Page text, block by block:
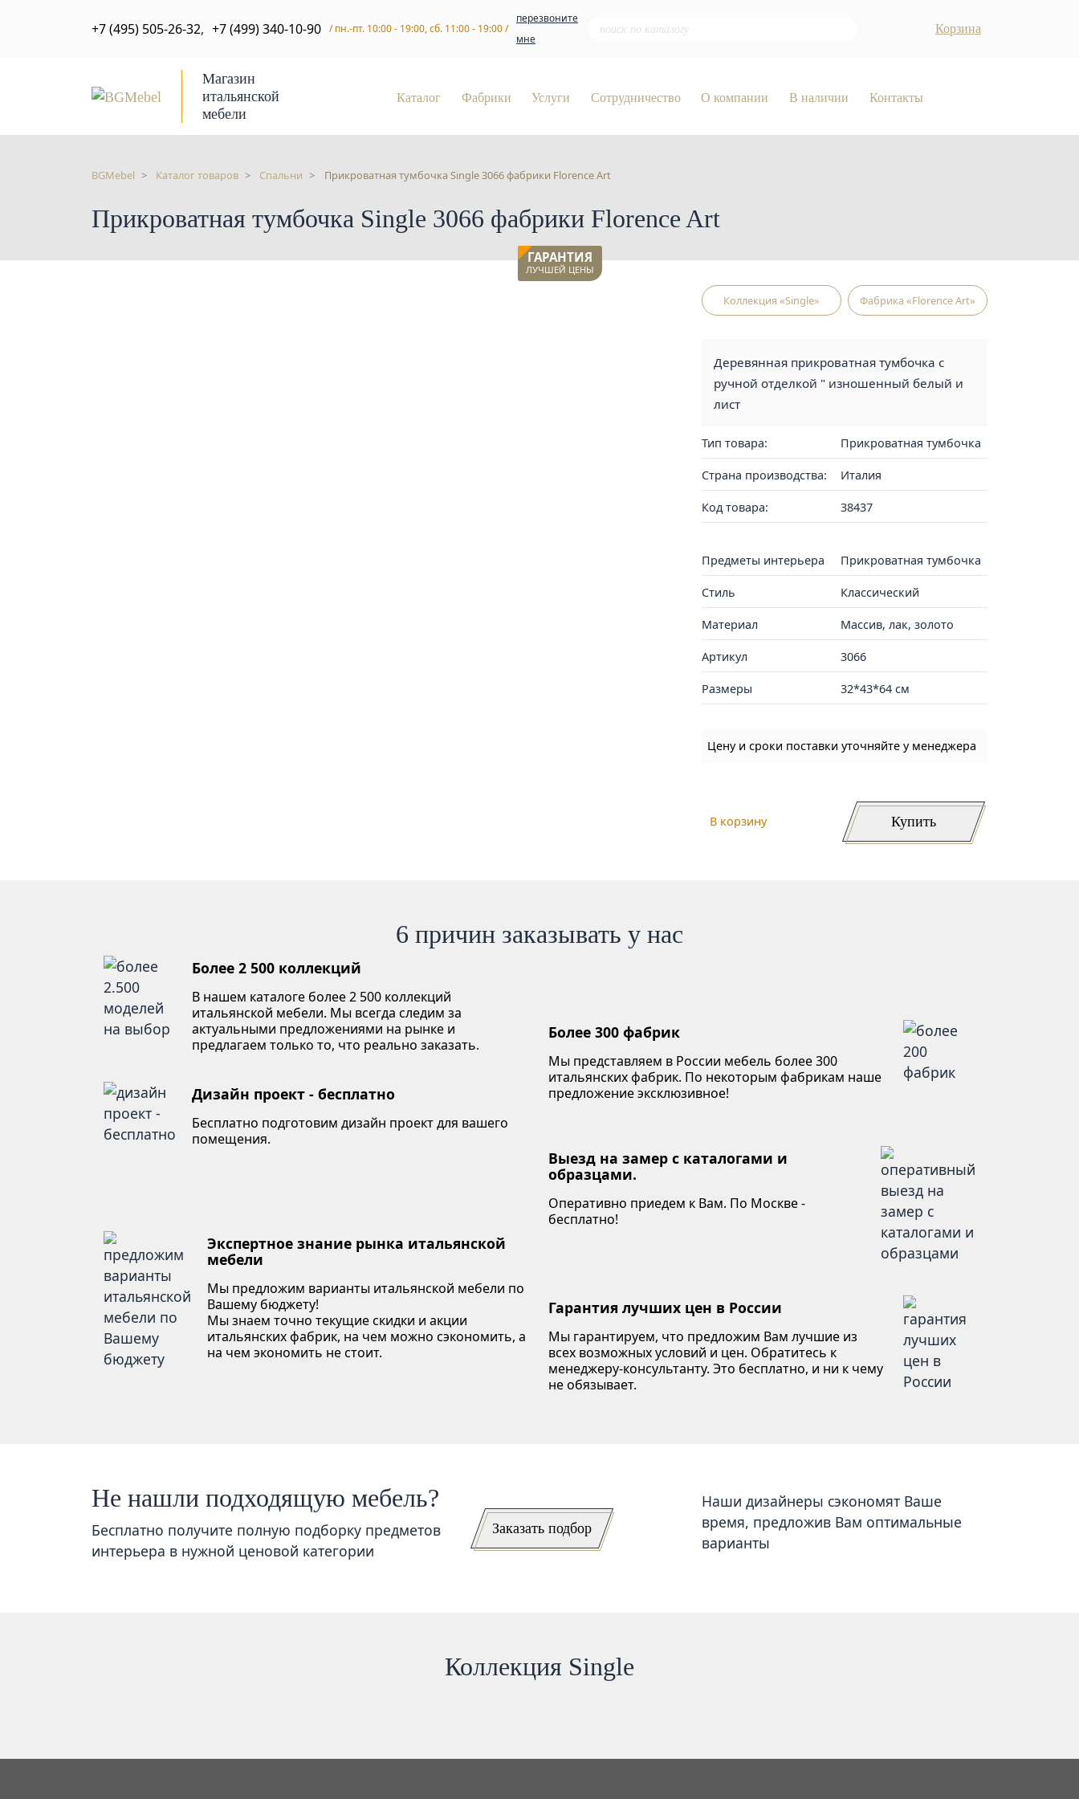
+7 (495) 505-26-32, +7 (499) 340-10-90 / пн.-пт. 10:00 - 19:00, сб. 11:00 - 19:00 /
перезвоните
мне
Корзина
Магазин
итальянской
мебели
Каталог Фабрики Услуги Сотрудничество О компании В наличии Контакты
BGMebel Каталог товаров Спальни Прикроватная тумбочка Single 3066 фабрики Florence Art
Прикроватная тумбочка Single 3066 фабрики Florence Art
ГАРАНТИЯ
ЛУЧШЕЙ ЦЕНЫ
Фабрика «Florence Art»
Коллекция «Single»
Деревянная прикроватная тумбочка с
ручной отделкой " изношенный белый и
лист
Тип товара: Прикроватная тумбочка
Страна производства: Италия
Код товара: 38437
Предметы интерьера Прикроватная тумбочка
Стиль Классический
Материал Массив, лак, золото
Артикул 3066
Размеры 32*43*64 см
Цену и сроки поставки уточняйте у менеджера
В корзину Купить
6 причин заказывать у нас
Более 2 500 коллекций
В нашем каталоге более 2 500 коллекций
итальянской мебели. Мы всегда следим за
актуальными предложениями на рынке и
предлагаем только то, что реально заказать.
Более 300 фабрик
Мы представляем в России мебель более 300
итальянских фабрик. По некоторым фабрикам наше
предложение эксклюзивное!
Дизайн проект - бесплатно
Бесплатно подготовим дизайн проект для вашего
помещения.
Выезд на замер с каталогами и
образцами.
Оперативно приедем к Вам. По Москве -
бесплатно!
Экспертное знание рынка итальянской
мебели
Мы предложим варианты итальянской мебели по
Вашему бюджету!
Мы знаем точно текущие скидки и акции
итальянских фабрик, на чем можно сэкономить, а
на чем экономить не стоит.
Гарантия лучших цен в России
Мы гарантируем, что предложим Вам лучшие из
всех возможных условий и цен. Обратитесь к
менеджеру-консультанту. Это бесплатно, и ни к чему
не обязывает.
Не нашли подходящую мебель?
Бесплатно получите полную подборку предметов
интерьера в нужной ценовой категории
Заказать подбор
Наши дизайнеры сэкономят Ваше
время, предложив Вам оптимальные
варианты
Коллекция Single